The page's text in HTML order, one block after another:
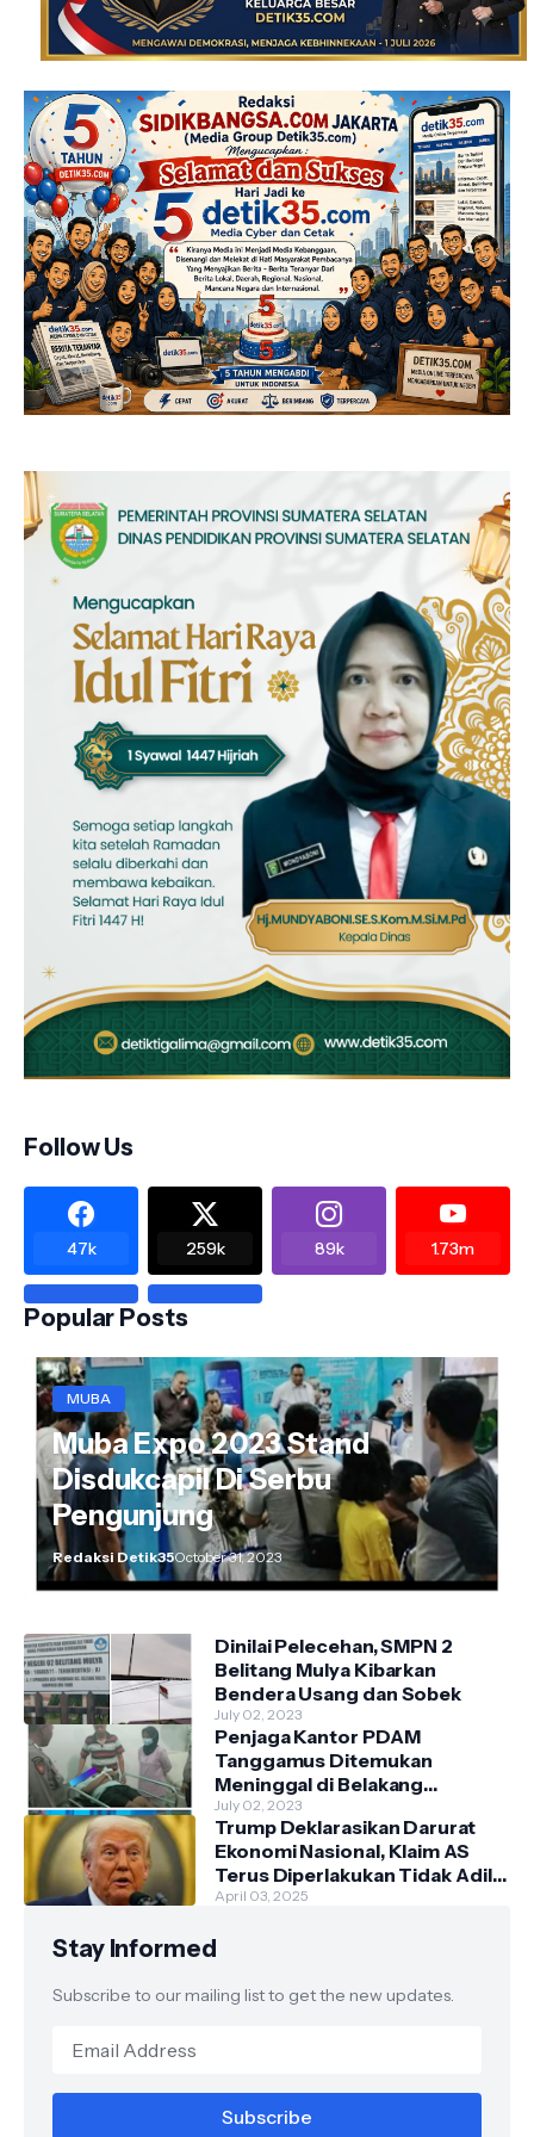
Follow Us
47k 259k 89k 1.73m
Popular Posts
MUBA
Muba Expo 2023 Stand
Disdukcapil Di Serbu
Pengunjung
Redaksi Detik35October 31, 2023
Dinilai Pelecehan, SMPN 2
Belitang Mulya Kibarkan
Bendera Usang dan Sobek
July 02, 2023
Penjaga Kantor PDAM
Tanggamus Ditemukan
Meninggal di Belakang
Kantornya.
July 02, 2023
Trump Deklarasikan Darurat
Ekonomi Nasional, Klaim AS
Terus Diperlakukan Tidak Adil
oleh Negara Asing"
April 03, 2025
Stay Informed
Subscribe to our mailing list to get the new updates.